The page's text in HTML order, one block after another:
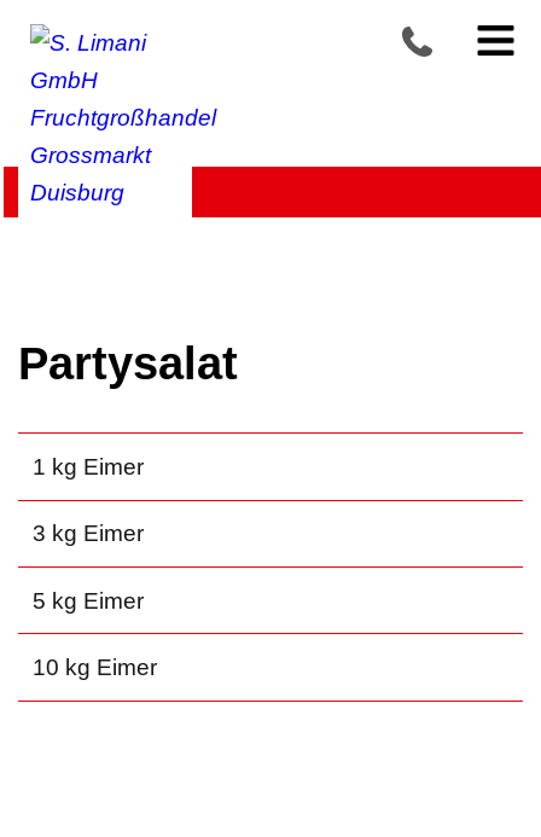
Produkte >Convenience
Partysalat
1 kg Eimer
3 kg Eimer
5 kg Eimer
10 kg Eimer